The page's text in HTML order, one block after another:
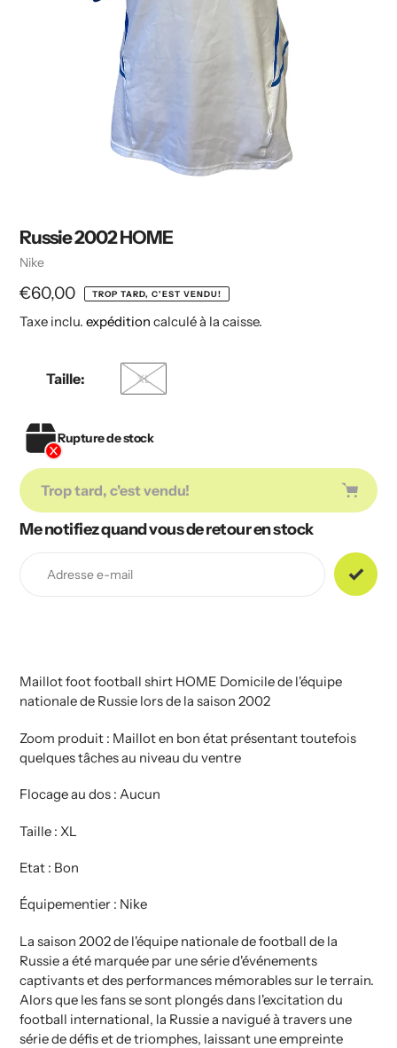
Russie 2002 HOME
Vendeuse
Nike
Prix
€60,00 TROP TARD, C'EST VENDU!
Taxe inclu. expédition calculé à la caisse.
Taille: XL
Rupture de stock
Trop tard, c'est vendu!
Ajout
produit
Me notifiez quand vous de retour en stock
Maillot foot football shirt HOME Domicile de l'équipe
nationale de Russie lors de la saison 2002
Zoom produit : Maillot en bon état présentant toutefois
quelques tâches au niveau du ventre
Flocage au dos : Aucun
Taille : XL
Etat : Bon
Équipementier : Nike
La saison 2002 de l'équipe nationale de football de la
Russie a été marquée par une série d'événements
captivants et des performances mémorables sur le terrain.
Alors que les fans se sont plongés dans l'excitation du
football international, la Russie a navigué à travers une
série de défis et de triomphes, laissant une empreinte